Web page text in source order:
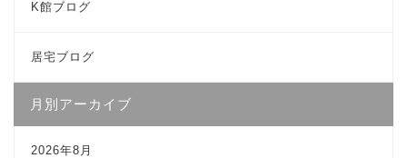
K館ブログ
居宅ブログ
月別アーカイブ
2026年8月